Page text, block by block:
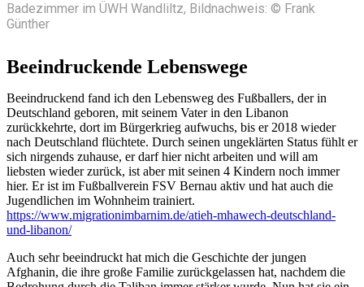
Badezimmer im ÜWH Wandliltz, Bildnachweis: © Frank
Günther
Beeindruckende Lebenswege
Beeindruckend fand ich den Lebensweg des Fußballers, der in
Deutschland geboren, mit seinem Vater in den Libanon
zurückkehrte, dort im Bürgerkrieg aufwuchs, bis er 2018 wieder
nach Deutschland flüchtete. Durch seinen ungeklärten Status fühlt er
sich nirgends zuhause, er darf hier nicht arbeiten und will am
liebsten wieder zurück, ist aber mit seinen 4 Kindern noch immer
hier. Er ist im Fußballverein FSV Bernau aktiv und hat auch die
Jugendlichen im Wohnheim trainiert.
https://www.migrationimbarnim.de/atieh-mhawech-deutschland-
und-libanon/
Auch sehr beeindruckt hat mich die Geschichte der jungen
Afghanin, die ihre große Familie zurückgelassen hat, nachdem die